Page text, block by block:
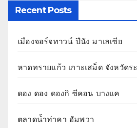
Recent Posts
เมืองจอร์จทาวน์ ปีนัง มาเลเซีย
หาดทรายแก้ว เกาะเสม็ด จังหวัดร
ดอง ดอง ดองกิ ซีคอน บางแค
ตลาดน้ำท่าคา อัมพวา